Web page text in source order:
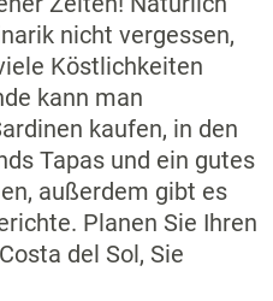
nicht vergessen,
Köstlichkeiten
kann man
kaufen, in den
Tapas und ein gutes
außerdem gibt es
Planen Sie Ihren
del Sol, Sie